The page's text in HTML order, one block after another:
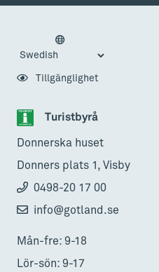
Turistbyrå
Donnerska huset
Donners plats 1, Visby
0498-20 17 00
info@gotland.se
Mån-fre: 9-18
Lör-sön: 9-17
Tillgänglighet